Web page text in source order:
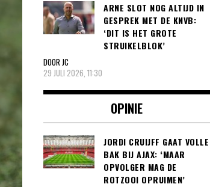
ARNE SLOT NOG ALTIJD IN
GESPREK MET DE KNVB:
‘DIT IS HET GROTE
STRUIKELBLOK’
DOOR JC
29 JULI 2026, 11:30
OPINIE
JORDI CRUIJFF GAAT VOLLE
BAK BIJ AJAX: ‘MAAR
OPVOLGER MAG DE
ROTZOOI OPRUIMEN’